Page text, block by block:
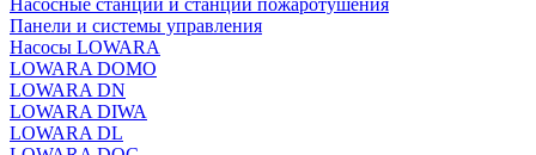
Насосные станции и станции пожаротушения
Панели и системы управления
Насосы LOWARA
LOWARA DOMO
LOWARA DN
LOWARA DIWA
LOWARA DL